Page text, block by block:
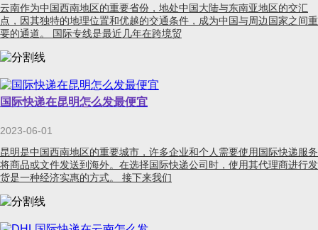
云南作为中国西南地区的重要省份，地处中国大陆与东南亚地区的交汇
点，因其独特的地理位置和优越的交通条件，成为中国与周边国家之间重
要的通道。 国际专线是最近几年在跨境贸
国际快递在昆明怎么发最便宜
2023-06-01
昆明是中国西南地区的重要城市，许多企业和个人需要使用国际快递服务
将商品或文件发送到海外。在选择国际快递公司时，使用其代理商进行发
货是一种经济实惠的方式。 接下来我们